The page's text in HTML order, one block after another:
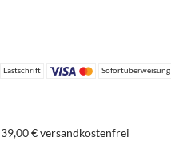
Lastschrift Sofortüberweisung
€ versandkostenfrei